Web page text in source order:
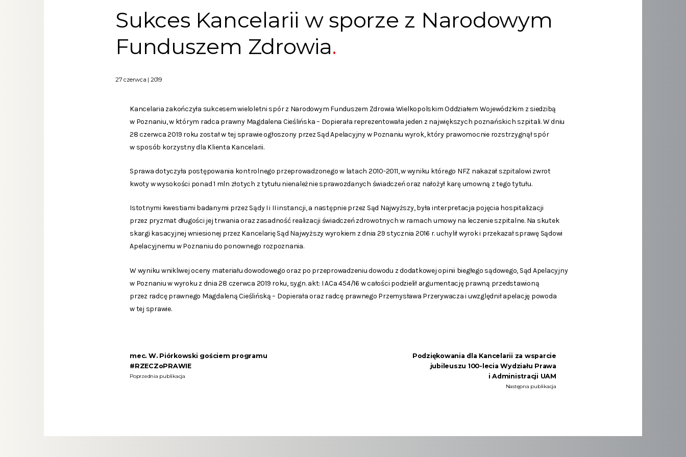
Sukces Kancelarii w sporze z Narodowym
Funduszem Zdrowia
27 czerwca | 2019
Kancelaria zakończyła sukcesem wieloletni spór z Narodowym Funduszem Zdrowia Wielkopolskim Oddziałem Wojewódzkim z siedzibą
w Poznaniu, w którym radca prawny Magdalena Cieślińska – Dopierała reprezentowała jeden z największych poznańskich szpitali. W dniu
28 czerwca 2019 roku został w tej sprawie ogłoszony przez Sąd Apelacyjny w Poznaniu wyrok, który prawomocnie rozstrzygnął spór
w sposób korzystny dla Klienta Kancelarii.
Sprawa dotyczyła postępowania kontrolnego przeprowadzonego w latach 2010-2011, w wyniku którego NFZ nakazał szpitalowi zwrot
kwoty w wysokości ponad 1 mln złotych z tytułu nienależnie sprawozdanych świadczeń oraz nałożył karę umowną z tego tytułu.
Istotnymi kwestiami badanymi przez Sądy I i II instancji, a następnie przez Sąd Najwyższy, była interpretacja pojęcia hospitalizacji
przez pryzmat długości jej trwania oraz zasadność realizacji świadczeń zdrowotnych w ramach umowy na leczenie szpitalne. Na skutek
skargi kasacyjnej wniesionej przez Kancelarię Sąd Najwyższy wyrokiem z dnia 29 stycznia 2016 r. uchylił wyrok i przekazał sprawę Sądowi
Apelacyjnemu w Poznaniu do ponownego rozpoznania.
W wyniku wnikliwej oceny materiału dowodowego oraz po przeprowadzeniu dowodu z dodatkowej opinii biegłego sądowego, Sąd Apelacyjny
w Poznaniu w wyroku z dnia 28 czerwca 2019 roku, sygn. akt: I ACa 454/16 w całości podzielił argumentację prawną przedstawioną
przez radcę prawnego Magdaleną Cieślińską – Dopierała oraz radcę prawnego Przemysława Przerywacza i uwzględnił apelację powoda
w tej sprawie.
mec. W. Piórkowski gościem programu
#RZECZoPRAWIE
Poprzednia publikacja
Podziękowania dla Kancelarii za wsparcie
jubileuszu 100-lecia Wydziału Prawa
i Administracji UAM
Następna publikacja